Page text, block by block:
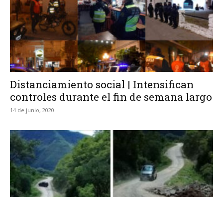
Distanciamiento social | Intensifican
controles durante el fin de semana largo
14 de junio, 2020